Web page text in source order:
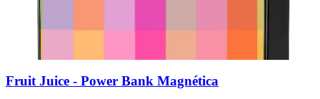
Fruit Juice - Power Bank Magnética